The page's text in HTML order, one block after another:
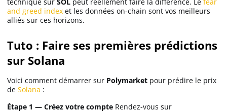
and greed index et les données on-chain sont vos meilleurs
alliés sur ces horizons.
Tuto : Faire ses premières prédictions
sur Solana
Voici comment démarrer sur Polymarket pour prédire le prix
de Solana :
Étape 1 — Créez votre compte Rendez-vous sur